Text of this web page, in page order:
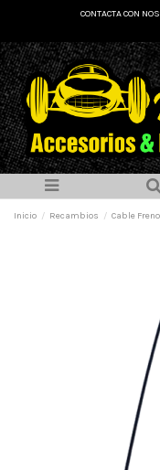
CONTACTA CON
Inicio Recambios Cable